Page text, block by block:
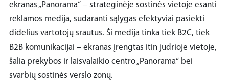
ekranas „Panorama“ – strateginėje sostinės vietoje esanti
reklamos medija, sudaranti sąlygas efektyviai pasiekti
didelius vartotojų srautus. Ši medija tinka tiek B2C, tiek
B2B komunikacijai – ekranas įrengtas itin judrioje vietoje,
šalia prekybos ir laisvalaikio centro „Panorama“ bei
svarbių sostinės verslo zonų.